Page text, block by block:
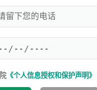
《个人信息授权和保护声明》